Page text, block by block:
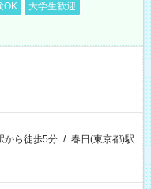
OK
大学生歓迎
から徒歩5分 / 春日(東京都)駅